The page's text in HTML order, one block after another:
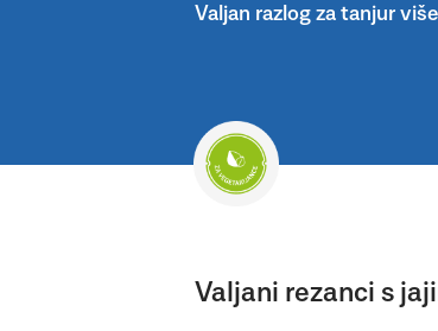
Valjan razlog za tanjur više
Valjani rezanci s